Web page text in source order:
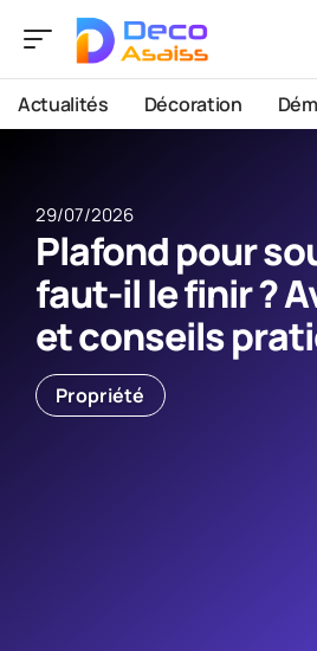
Actualités Décoration
29/07/2026
Plafond pour
faut-il le finir ?
et conseils
Propriété